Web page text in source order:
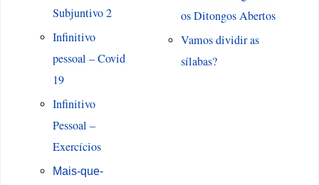
Subjuntivo 2
Infinitivo
pessoal – Covid
19
Infinitivo
Pessoal –
Exercícios
Mais-que-
os Ditongos Abertos
Vamos dividir as
sílabas?